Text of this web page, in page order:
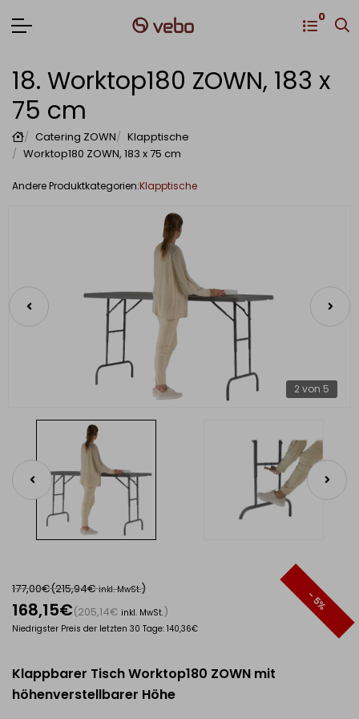
0
für die Gastronomie
18. Worktop180 ZOWN, 183 x
75 cm
Catering ZOWN
Klapptische
Worktop180 ZOWN, 183 x 75 cm
Andere Produktkategorien:Klapptische
2 von 5
- 5%
177,00€(215,94€inkl. MwSt.)
168,15€(205,14€ inkl. MwSt.)
Niedrigster Preis der letzten 30 Tage: 140,36€
Klappbarer Tisch Worktop180 ZOWN mit
höhenverstellbarer Höhe